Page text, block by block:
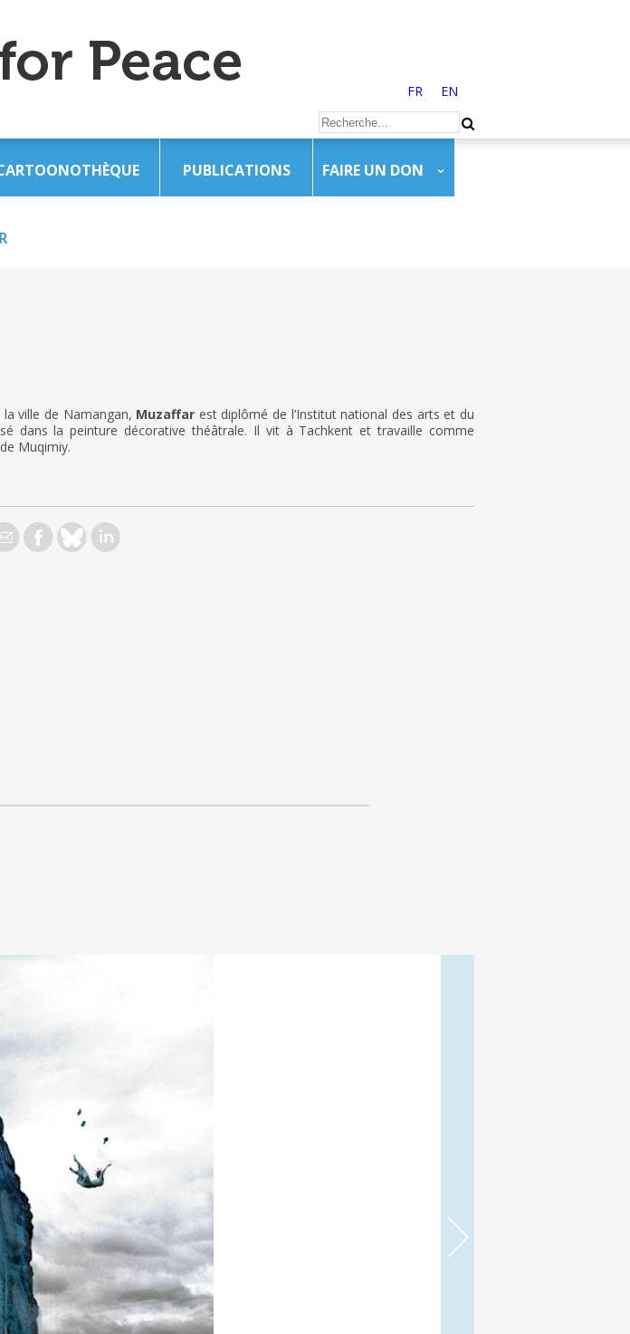
FR EN
PUBLICATIONS FAIRE UN DON
ville de Namangan, Muzaffar est diplômé de l’Institut national des arts et du
dans la peinture décorative théâtrale. Il vit à Tachkent et travaille comme
Muqimiy.